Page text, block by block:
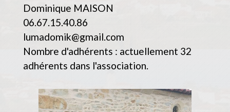
Dominique MAISON
06.67.15.40.86
lumadomik@gmail.com
Nombre d'adhérents : actuellement 32
adhérents dans l'association.